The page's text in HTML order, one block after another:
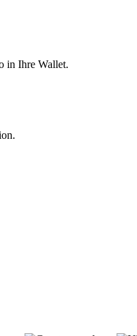
in Ihre Wallet.